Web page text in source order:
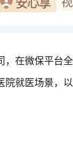
在微保平台
就医场景，